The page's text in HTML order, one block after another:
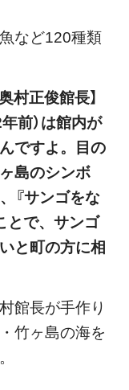
など120種類
村正俊館長】
前）は館内が
ですよ。目の
島のシンボ
『サンゴをな
とで、サンゴ
と町の方に相
館長が手作り
竹ヶ島の海を